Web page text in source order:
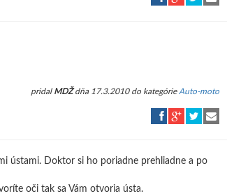
pridal MDŽdňa 17.3.2010 do kategórie Auto-moto
ústami. Doktor si ho poriadne prehliadne a po
oči tak sa Vám otvoria ústa.